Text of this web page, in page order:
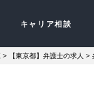
キャリア相談
> 【東京都】弁護士の求人 >